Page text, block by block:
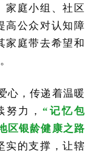
家庭小组、社区
高公众对认知障
家庭带去希望和
心，传递着温暖
努力，“记忆包
区银龄健康之路
实的支撑，让辖